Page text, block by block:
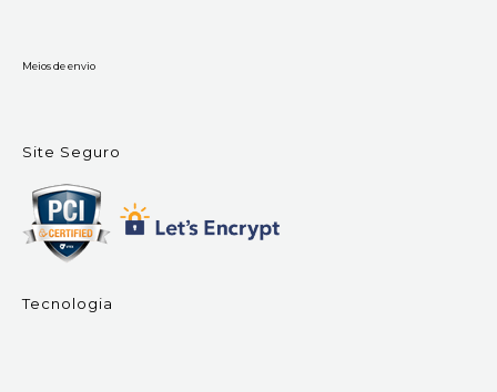
Meios de envio
Site Seguro
Tecnologia